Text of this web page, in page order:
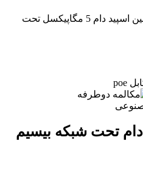
/ دوربین اسپید دام 5 مگاپیکسل تحت
دام تحت شبکه بیسیم